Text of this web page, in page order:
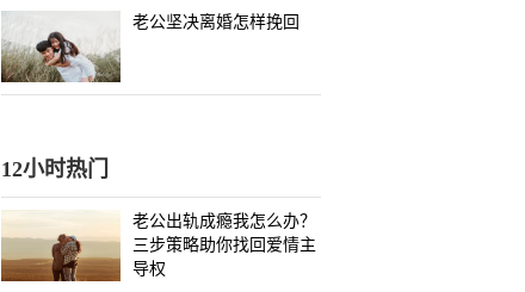
老公坚决离婚怎样挽回
12小时热门
老公出轨成瘾我怎么办？
三步策略助你找回爱情主
导权